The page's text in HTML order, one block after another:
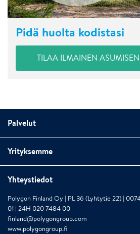
Pidä huolta kodistasi
TILAA ILMAINEN
Palvelut
Yrityksemme
Yhteystiedot
Polygon Finland Oy | PL 36 (Lyhtytie 22) |
01 | 24H 020 7484 00
finland@polygongroup.com
www.polygongroup.fi